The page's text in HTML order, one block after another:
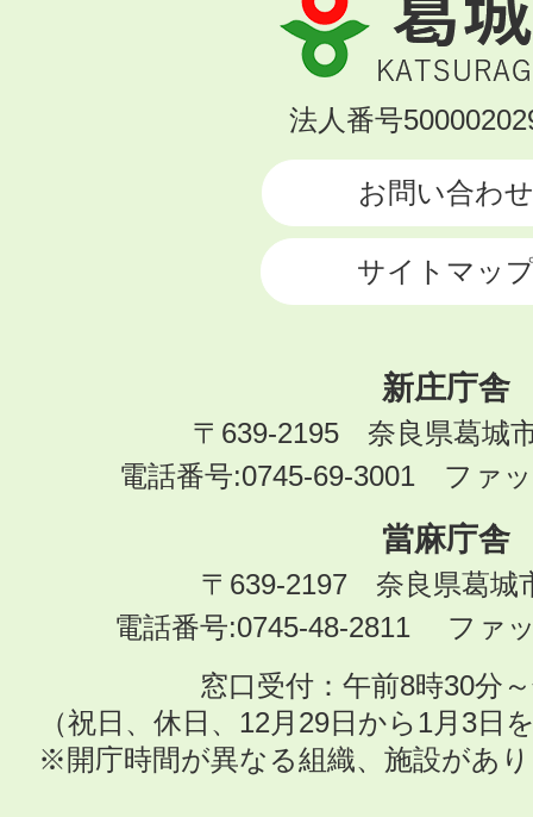
城
市
KATSURAGI
法人番号
お問い合わせ
サイトマッ
新庄庁舎
〒639-2195 奈良県葛城
電話番号:0745-69-3001 ファ
當麻庁舎
〒639-2197 奈良県葛城
電話番号:0745-48-2811 ファ
窓口受付：午前8時30分
（祝日、休日、12月29日から1月3日
※開庁時間が異なる組織、施設があ